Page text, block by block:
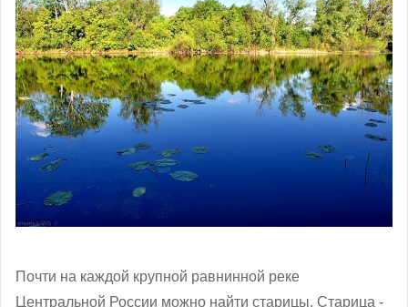
Почти на каждой крупной равнинной реке
Центральной России можно найти старицы. Старица -